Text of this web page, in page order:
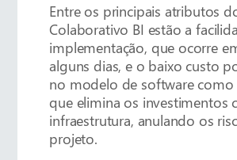
Entre os principais atributos
Colaborativo BI estão a
implementação, que ocorre
alguns dias, e o baixo custo
no modelo de software como
que elimina os investimentos
infraestrutura, anulando os
projeto.